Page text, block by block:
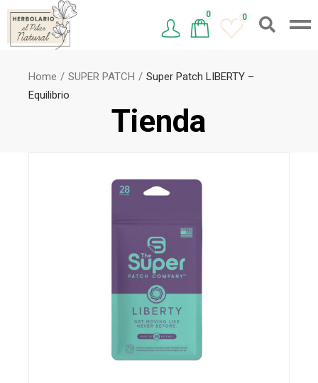
0 0
Tienda
Home SUPER PATCH
Super Patch LIBERTY –
Equilibrio